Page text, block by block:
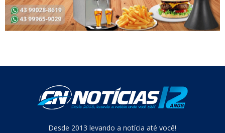
Desde 2013 levando a notícia até você!